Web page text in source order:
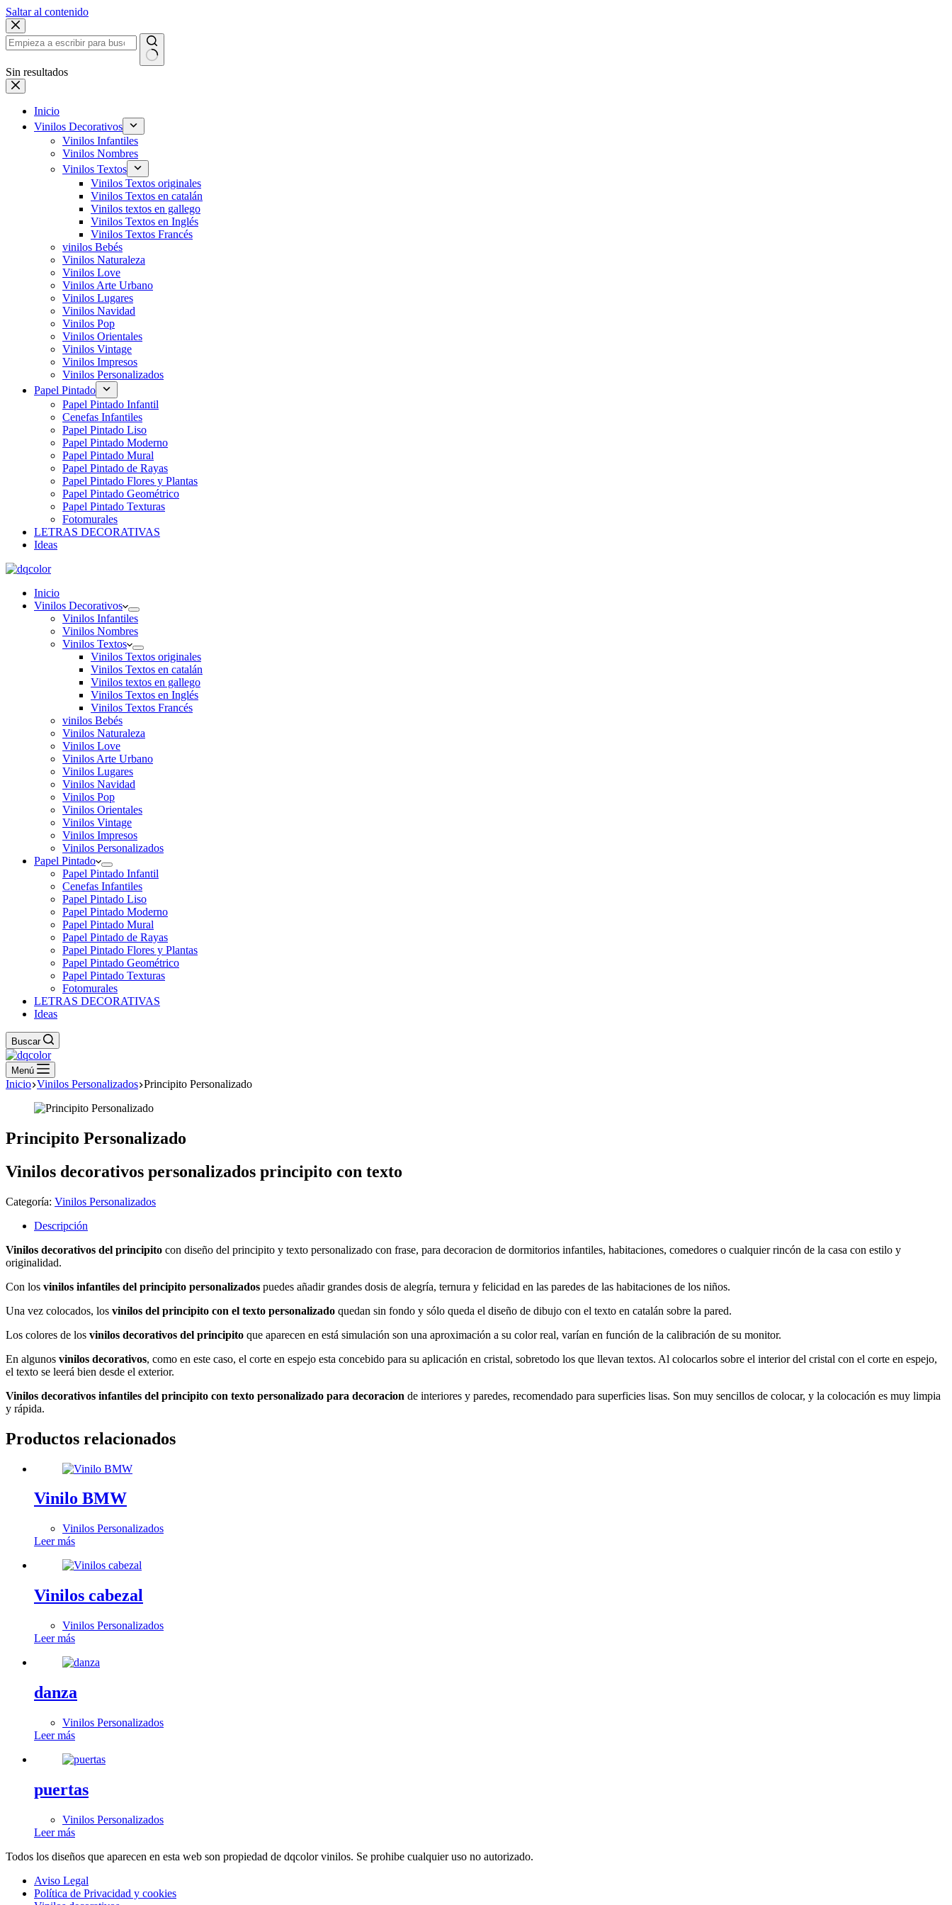
Saltar al contenido
Sin resultados
Inicio
Vinilos Decorativos
Vinilos Infantiles
Vinilos Nombres
Vinilos Textos
Vinilos Textos originales
Vinilos Textos en catalán
Vinilos textos en gallego
Vinilos Textos en Inglés
Vinilos Textos Francés
vinilos Bebés
Vinilos Naturaleza
Vinilos Love
Vinilos Arte Urbano
Vinilos Lugares
Vinilos Navidad
Vinilos Pop
Vinilos Orientales
Vinilos Vintage
Vinilos Impresos
Vinilos Personalizados
Papel Pintado
Papel Pintado Infantil
Cenefas Infantiles
Papel Pintado Liso
Papel Pintado Moderno
Papel Pintado Mural
Papel Pintado de Rayas
Papel Pintado Flores y Plantas
Papel Pintado Geométrico
Papel Pintado Texturas
Fotomurales
LETRAS DECORATIVAS
Ideas
Inicio
Vinilos Decorativos
Vinilos Infantiles
Vinilos Nombres
Vinilos Textos
Vinilos Textos originales
Vinilos Textos en catalán
Vinilos textos en gallego
Vinilos Textos en Inglés
Vinilos Textos Francés
vinilos Bebés
Vinilos Naturaleza
Vinilos Love
Vinilos Arte Urbano
Vinilos Lugares
Vinilos Navidad
Vinilos Pop
Vinilos Orientales
Vinilos Vintage
Vinilos Impresos
Vinilos Personalizados
Papel Pintado
Papel Pintado Infantil
Cenefas Infantiles
Papel Pintado Liso
Papel Pintado Moderno
Papel Pintado Mural
Papel Pintado de Rayas
Papel Pintado Flores y Plantas
Papel Pintado Geométrico
Papel Pintado Texturas
Fotomurales
LETRAS DECORATIVAS
Ideas
Buscar
Menú
Inicio Vinilos Personalizados Principito Personalizado
Principito Personalizado
Vinilos decorativos personalizados principito con texto
Categoría: Vinilos Personalizados
Descripción
Vinilos decorativos del principito con diseño del principito y texto personalizado con frase, para decoracion de dormitorios infantiles, habitaciones, comedores o cualquier rincón de la casa con estilo y
originalidad.
Con los vinilos infantiles del principito personalizados puedes añadir grandes dosis de alegría, ternura y felicidad en las paredes de las habitaciones de los niños.
Una vez colocados, los vinilos del principito con el texto personalizado quedan sin fondo y sólo queda el diseño de dibujo con el texto en catalán sobre la pared.
Los colores de los vinilos decorativos del principito que aparecen en está simulación son una aproximación a su color real, varían en función de la calibración de su monitor.
En algunos vinilos decorativos, como en este caso, el corte en espejo esta concebido para su aplicación en cristal, sobretodo los que llevan textos. Al colocarlos sobre el interior del cristal con el corte en espejo,
el texto se leerá bien desde el exterior.
Vinilos decorativos infantiles del principito con texto personalizado para decoracion de interiores y paredes, recomendado para superficies lisas. Son muy sencillos de colocar, y la colocación es muy limpia
y rápida.
Productos relacionados
Vinilo BMW
Vinilos Personalizados
Leer más
Vinilos cabezal
Vinilos Personalizados
Leer más
danza
Vinilos Personalizados
Leer más
puertas
Vinilos Personalizados
Leer más
Todos los diseños que aparecen en esta web son propiedad de dqcolor vinilos. Se prohibe cualquier uso no autorizado.
Aviso Legal
Política de Privacidad y cookies